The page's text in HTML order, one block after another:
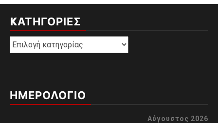
KΑΤΗΓΟΡΊΕΣ
Kατηγορίες
ΗΜΕΡΟΛΟΓΙΟ
Αύγουστος 2026